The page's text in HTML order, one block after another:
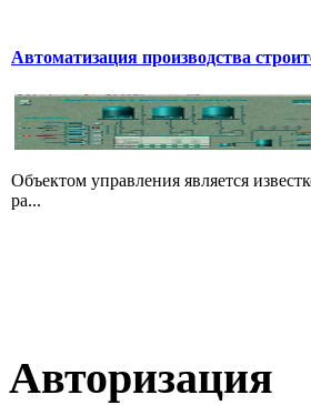
Автоматизация производства
Объектом управления является
ра...
Авторизация